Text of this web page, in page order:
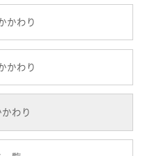
かわり
かわり
わり